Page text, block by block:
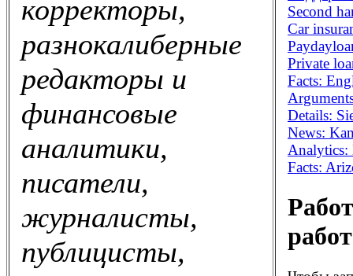
корректоры,
разнокалиберные
редакторы и
финансовые
аналитики,
писатели,
журналисты,
публицисты,
Second
Car
Private
Facts:
Details:
News:
Analytics:
Facts: